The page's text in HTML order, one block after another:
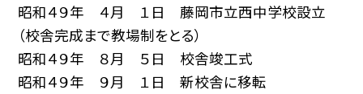
昭和４９年 ４月 １日 藤岡市立西中学校設立
（校舎完成まで教場制をとる）
昭和４９年 ８月 ５日 校舎竣工式
昭和４９年 ９月 １日 新校舎に移転